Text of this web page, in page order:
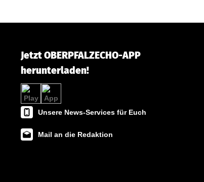
Jetzt OBERPFALZECHO-APP
herunterladen!
Unsere News-Services für Euch
Mail an die Redaktion